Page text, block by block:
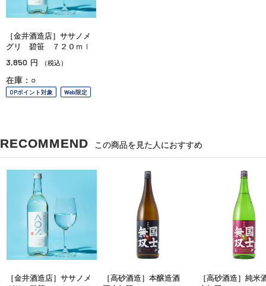
［金井酒造店］ササノメ
グリ 碧笹 ７２０ｍｌ
3,850 円 （税込）
在庫：○
OPポイント対象 Web限定
RECOMMEND この商品を見た人におすすめ
［金井酒造店］ササノメ
［高砂酒造］本醸造酒
［高砂酒造］純